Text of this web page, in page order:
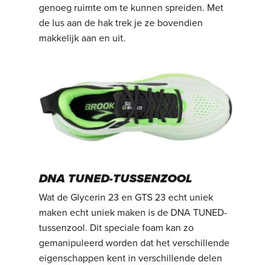
genoeg ruimte om te kunnen spreiden. Met
de lus aan de hak trek je ze bovendien
makkelijk aan en uit.
DNA TUNED-TUSSENZOOL
Wat de Glycerin 23 en GTS 23 echt uniek
maken echt uniek maken is de DNA TUNED-
tussenzool. Dit speciale foam kan zo
gemanipuleerd worden dat het verschillende
eigenschappen kent in verschillende delen